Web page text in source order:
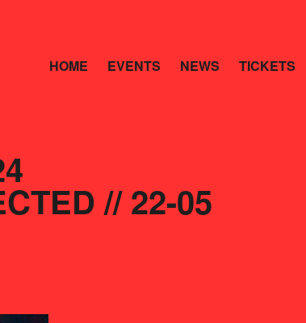
HOME EVENTS NEWS TICKETS
// 22-05